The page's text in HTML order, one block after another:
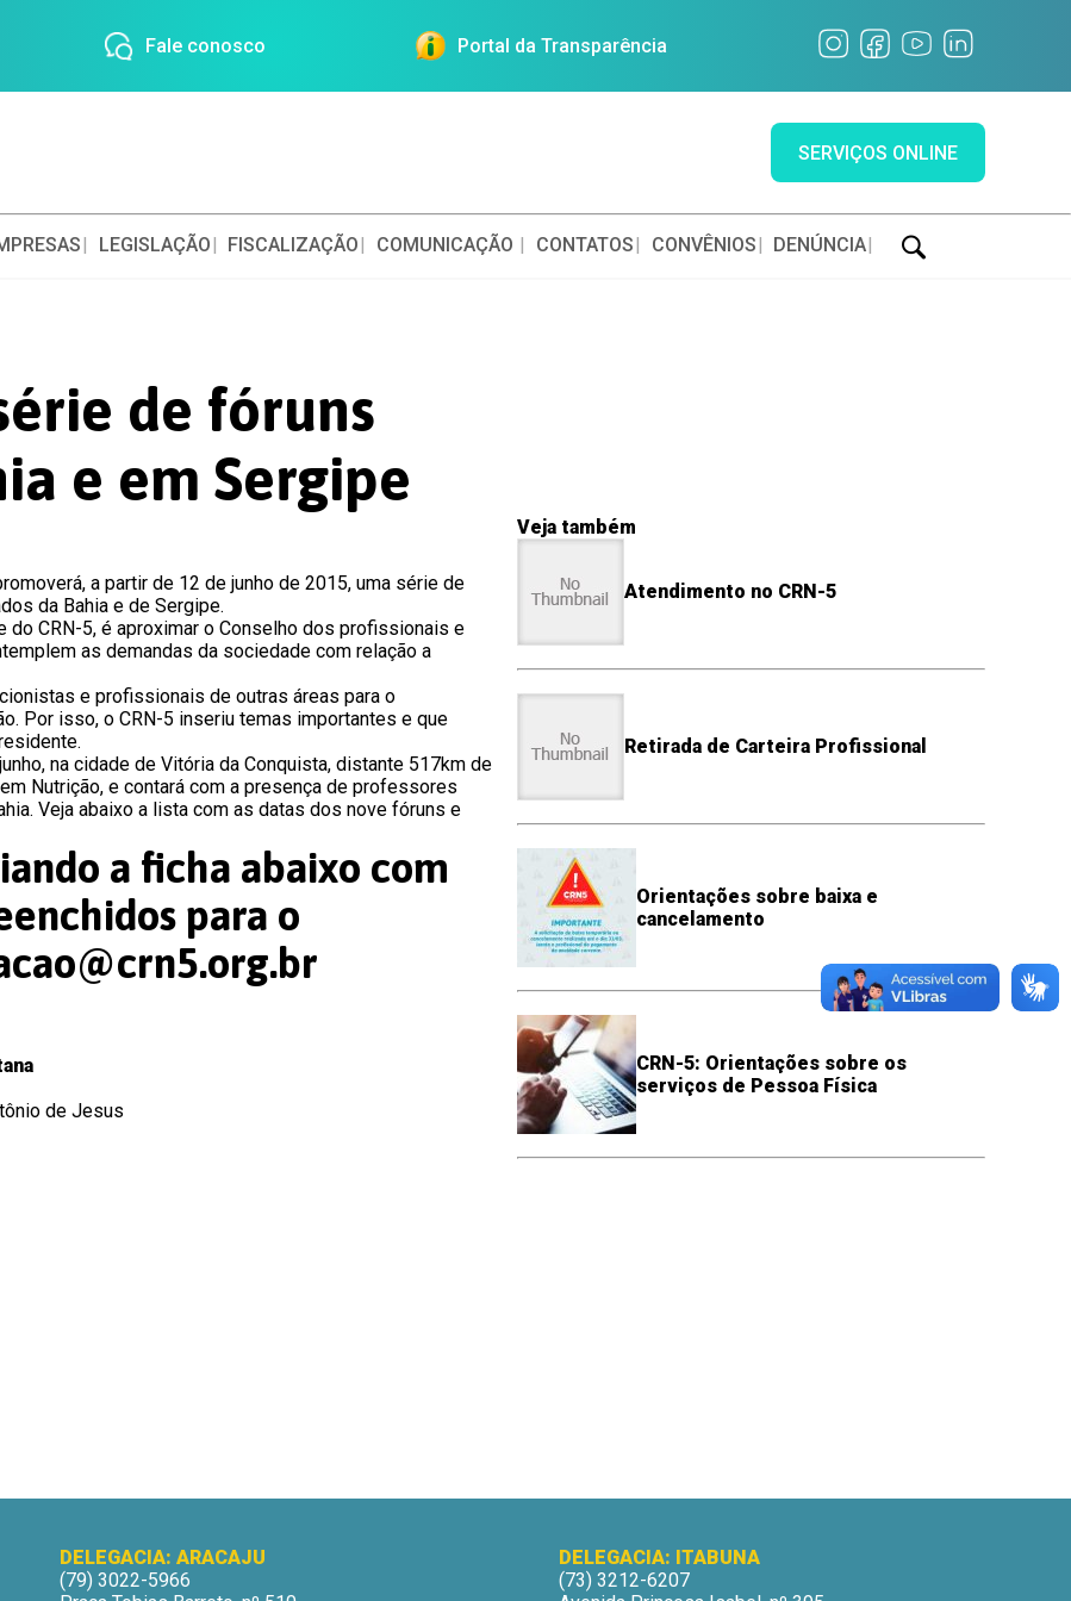
Fale conosco Portal da Transparência
SERVIÇOS ONLINE
LEGISLAÇÃO FISCALIZAÇÃO COMUNICAÇÃO CONTATOS CONVÊNIOS DENÚNCIA
de fóruns
e em Sergipe
a partir de 12 de junho de 2015, uma série de
da Bahia e de Sergipe.
CRN-5, é aproximar o Conselho dos profissionais e
as demandas da sociedade com relação a
e profissionais de outras áreas para o
Por isso, o CRN-5 inseriu temas importantes e que
na cidade de Vitória da Conquista, distante 517km de
Nutrição, e contará com a presença de professores
Veja abaixo a lista com as datas dos nove fóruns e
a ficha abaixo com
para o
de Jesus
Veja também
Atendimento no CRN-5
Retirada de Carteira Profissional
Orientações sobre baixa e
cancelamento
CRN-5: Orientações sobre os
serviços de Pessoa Física
DELEGACIA: ARACAJU
(79) 3022-5966
DELEGACIA: ITABUNA
(73) 3212-6207